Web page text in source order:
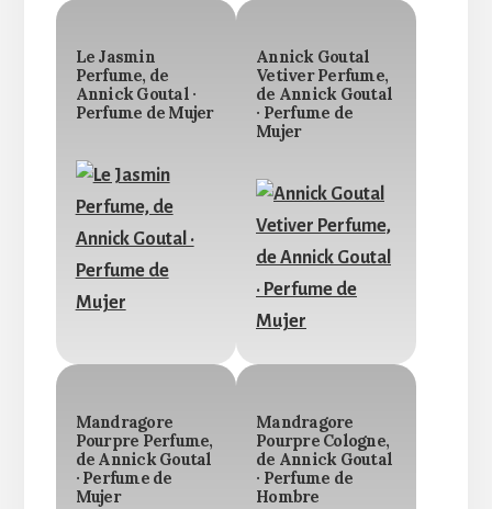
Le Jasmin
Perfume, de
Annick Goutal ·
Perfume de Mujer
Annick Goutal
Vetiver Perfume,
de Annick Goutal
· Perfume de
Mujer
Mandragore
Pourpre Perfume,
de Annick Goutal
· Perfume de
Mujer
Mandragore
Pourpre Cologne,
de Annick Goutal
· Perfume de
Hombre